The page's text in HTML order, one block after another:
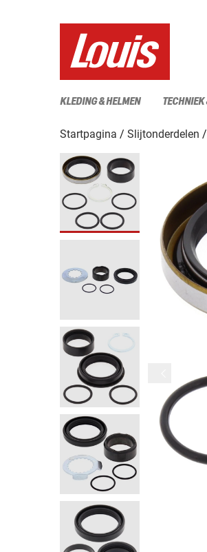
KLEDING & HELMEN
Startpagina Slijtonderdelen